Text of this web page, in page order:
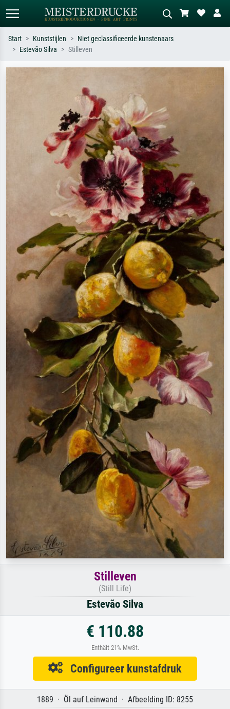
Monet, Sterrennacht, impressionisme,
Hokusai-golf, naakt.
olieverfschilderij, staand naakt naast
een boom.
Start Kunststijlen
Niet geclassificeerde kunstenaars
Estevão Silva
Stilleven
Stilleven
(Still Life)
Estevão Silva
€ 110.88
Enthält 21% MwSt.
Configureer kunstafdruk
1889 · Öl auf Leinwand · Afbeelding ID: 8255